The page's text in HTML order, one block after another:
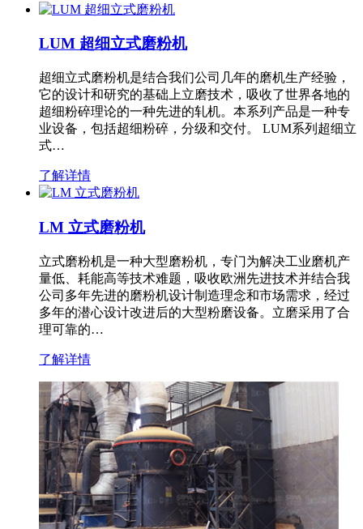
LUM 超细立式磨粉机
超细立式磨粉机是结合我们公司几年的磨机生产经验，
它的设计和研究的基础上立磨技术，吸收了世界各地的
超细粉碎理论的一种先进的轧机。本系列产品是一种专
业设备，包括超细粉碎，分级和交付。 LUM系列超细立
式…
了解详情
LM 立式磨粉机
立式磨粉机是一种大型磨粉机，专门为解决工业磨机产
量低、耗能高等技术难题，吸收欧洲先进技术并结合我
公司多年先进的磨粉机设计制造理念和市场需求，经过
多年的潜心设计改进后的大型粉磨设备。立磨采用了合
理可靠的…
了解详情